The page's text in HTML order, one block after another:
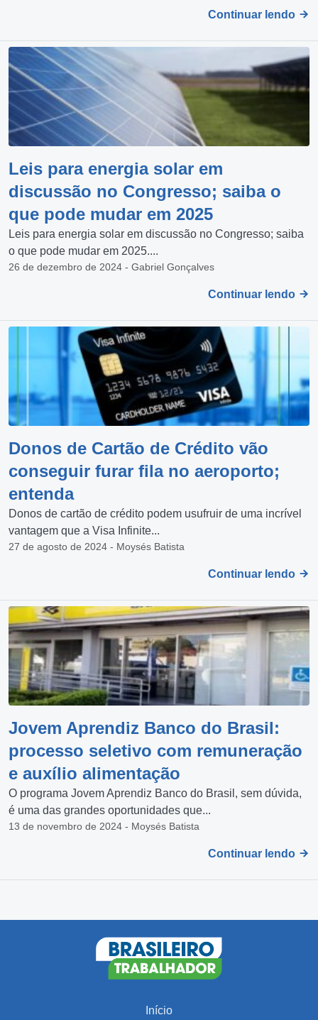
Continuar lendo
Leis para energia solar em
discussão no Congresso; saiba o
que pode mudar em 2025
Leis para energia solar em discussão no Congresso; saiba
o que pode mudar em 2025....
26 de dezembro de 2024 - Gabriel Gonçalves
Continuar lendo
Donos de Cartão de Crédito vão
conseguir furar fila no aeroporto;
entenda
Donos de cartão de crédito podem usufruir de uma incrível
vantagem que a Visa Infinite...
27 de agosto de 2024 - Moysés Batista
Continuar lendo
Jovem Aprendiz Banco do Brasil:
processo seletivo com remuneração
e auxílio alimentação
O programa Jovem Aprendiz Banco do Brasil, sem dúvida,
é uma das grandes oportunidades que...
13 de novembro de 2024 - Moysés Batista
Continuar lendo
Início